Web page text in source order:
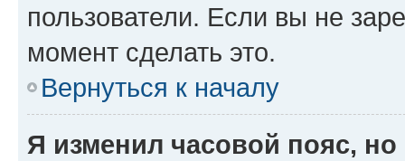
пользователи. Если вы не
момент сделать это.
Вернуться к началу
Я изменил часовой пояс,